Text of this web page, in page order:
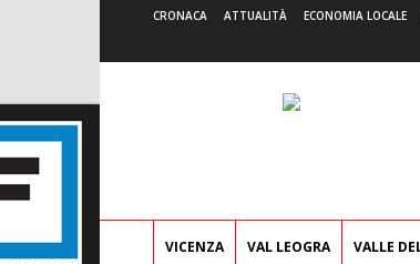
CRONACA ATTUALITÀ ECONOMIA LOCALE
VICENZA VAL LEOGRA VALLE